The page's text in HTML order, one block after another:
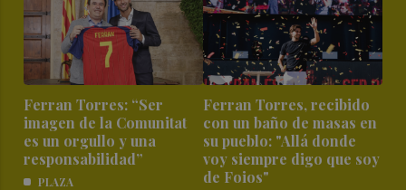
Ferran Torres: “Ser
imagen de la Comunitat
es un orgullo y una
responsabilidad”
PLAZA
Ferran Torres, recibido
con un baño de masas en
su pueblo: "Allá donde
voy siempre digo que soy
de Foios"